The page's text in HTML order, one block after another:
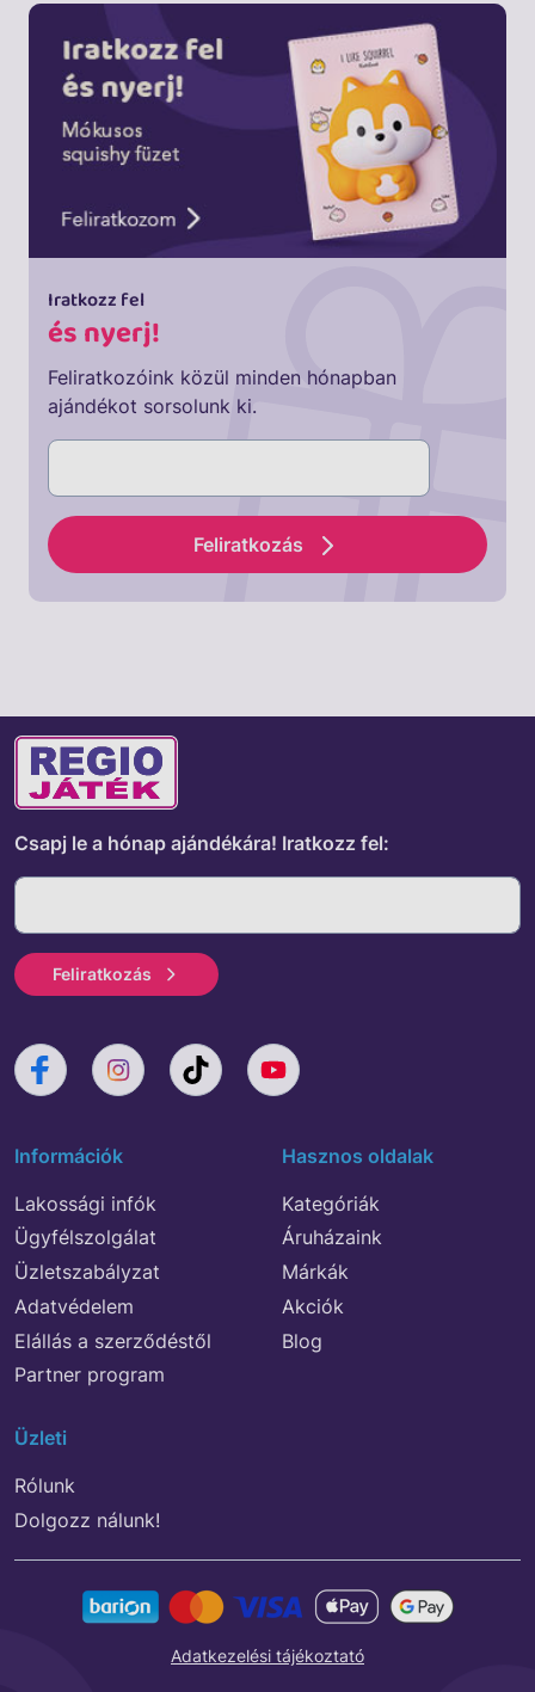
Iratkozz fel
és nyerj!
Feliratkozóink közül minden hónapban
ajándékot sorsolunk ki.
Feliratkozás
Csapj le a hónap ajándékára! Iratkozz fel:
Feliratkozás
Információk
Lakossági infók
Ügyfélszolgálat
Üzletszabályzat
Adatvédelem
Elállás a szerződéstől
Partner program
Hasznos oldalak
Kategóriák
Áruházaink
Márkák
Akciók
Blog
Üzleti
Rólunk
Dolgozz nálunk!
Adatkezelési tájékoztató